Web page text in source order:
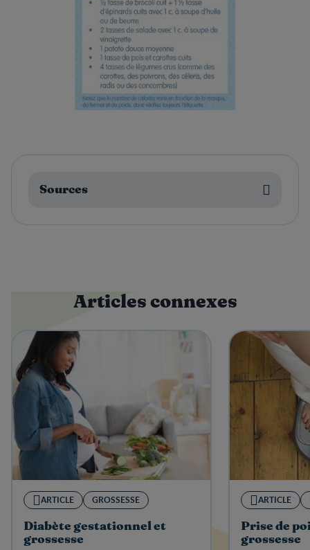
Sources
Articles connexes
ARTICLE GROSSESSE
Diabète gestationnel et
grossesse
ARTICLE
Prise de
grossesse